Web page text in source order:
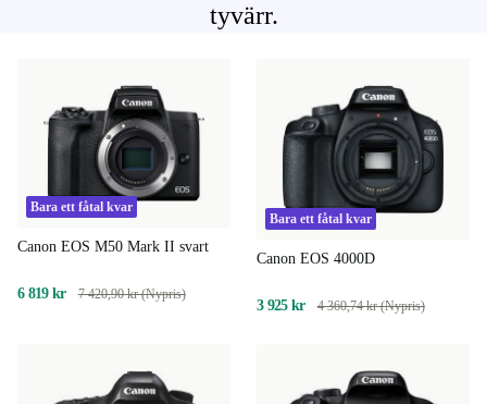
tyvärr.
Bara ett fåtal kvar
Canon EOS M50 Mark II svart
6 819 kr 7 420,90 kr (Nypris)
Bara ett fåtal kvar
Canon EOS 4000D
3 925 kr 4 360,74 kr (Nypris)